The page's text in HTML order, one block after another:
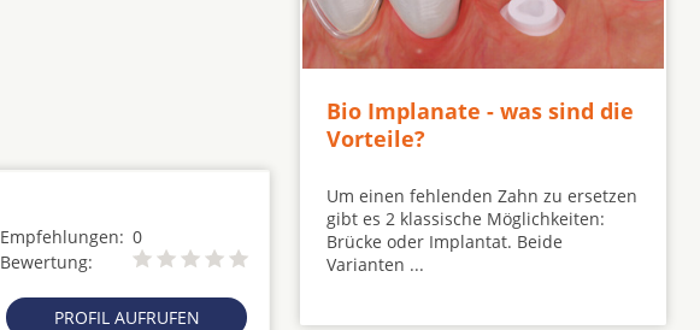
Empfehlungen: 0
Bewertung:
PROFIL AUFRUFEN
Bio Implanate - was sind die
Vorteile?
Um einen fehlenden Zahn zu ersetzen
gibt es 2 klassische Möglichkeiten:
Brücke oder Implantat. Beide
Varianten ...